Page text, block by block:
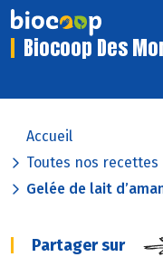
Biocoop Des
Accueil
Toutes nos recettes
Gelée de lait
Partager sur